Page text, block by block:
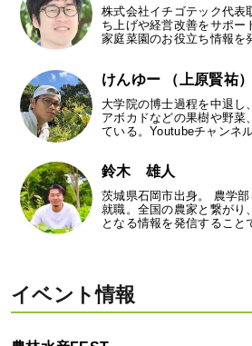
株式会社イチゴテック代表
ち上げや経営改善をサポー
家庭菜園のお役立ち情報
けんゆー （上原賢祐）
大学院の博士過程を中退し
アボカドなどの果樹や野菜
ている。Youtubeチャンネ
鈴木 雄人
茨城県石岡市出身。 農学
就職。全国の農家と繋がり
となる情報を発信するこ
イベント情報